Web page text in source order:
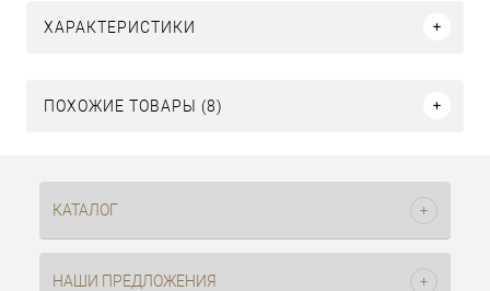
ХАРАКТЕРИСТИКИ
ПОХОЖИЕ ТОВАРЫ (8)
КАТАЛОГ
НАШИ ПРЕДЛОЖЕНИЯ